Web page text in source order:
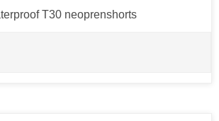
T30 neoprenshorts